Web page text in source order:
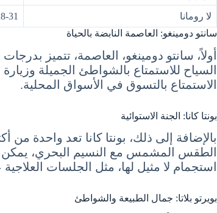
لا رومانا 28-31 درجة
سانتو دومينغو: العاصمة النابضة بالحياة
السياح للاستمتاع بالشواطئ الجميلة
الاستمتاع بالتسوق في الأسواق المحلية.
بونتا كانا: الجنة الاستوائية
الطقس المشمس مع النسيم البحري، يمكن
استجمام لا مثيل لها، مثل الجلسات
بويرتو بلاتا: جمال الطبيعة والشواطئ